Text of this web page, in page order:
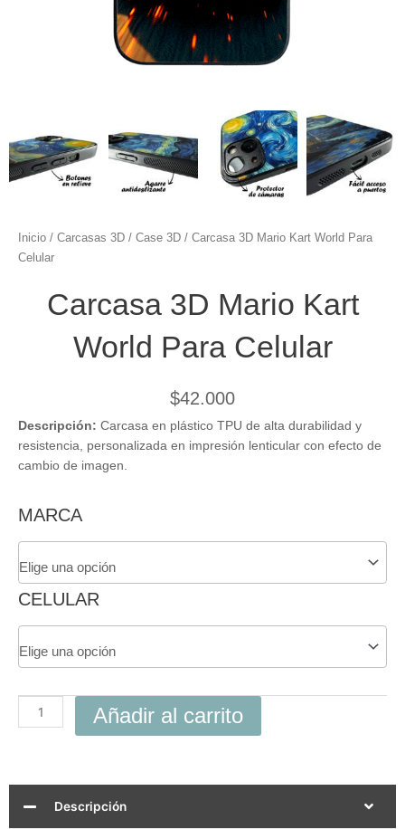
Inicio / Carcasas 3D / Case 3D / Carcasa 3D Mario Kart World Para
Celular
Carcasa 3D Mario Kart
World Para Celular
$42.000
Descripción: Carcasa en plástico TPU de alta durabilidad y
resistencia, personalizada en impresión lenticular con efecto de
cambio de imagen.
MARCA
CELULAR
Carcasa
Kart
World
Celular
cantidad
Añadir al carrito
Descripción